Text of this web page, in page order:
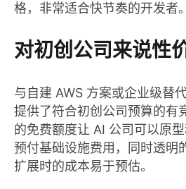
格，非常适合快节奏的开发者。
对初创公司来说性
与自建 AWS 方案或企业级替
提供了符合初创公司预算的有
的免费额度让 AI 公司可以原
预付基础设施费用，同时透明
扩展时的成本易于预估。